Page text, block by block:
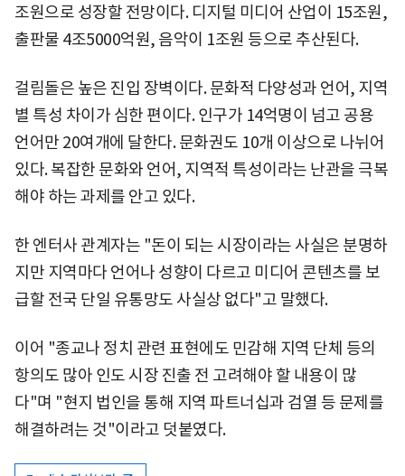
조원으로 성장할 전망이다. 디지털 미디어 산업이 15조원,
출판물 4조5000억원, 음악이 1조원 등으로 추산된다.
걸림돌은 높은 진입 장벽이다. 문화적 다양성과 언어, 지역
별 특성 차이가 심한 편이다. 인구가 14억명이 넘고 공용
언어만 20여개에 달한다. 문화권도 10개 이상으로 나뉘어
있다. 복잡한 문화와 언어, 지역적 특성이라는 난관을 극복
해야 하는 과제를 안고 있다.
한 엔터사 관계자는 "돈이 되는 시장이라는 사실은 분명하
지만 지역마다 언어나 성향이 다르고 미디어 콘텐츠를 보
급할 전국 단일 유통망도 사실상 없다"고 말했다.
이어 "종교나 정치 관련 표현에도 민감해 지역 단체 등의
항의도 많아 인도 시장 진출 전 고려해야 할 내용이 많
다"며 "현지 법인을 통해 지역 파트너십과 검열 등 문제를
해결하려는 것"이라고 덧붙였다.